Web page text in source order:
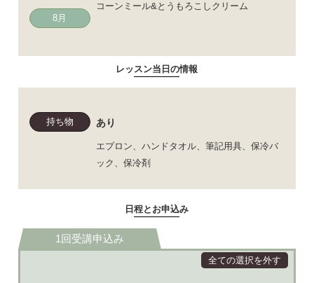
8月
コーンミール&とうもろこしクリーム
レッスン当日の情報
持ち物 あり
エプロン、ハンドタオル、筆記用具、保冷バ
ック、保冷剤
日程とお申込み
1回受講申込み
全ての選択を外す